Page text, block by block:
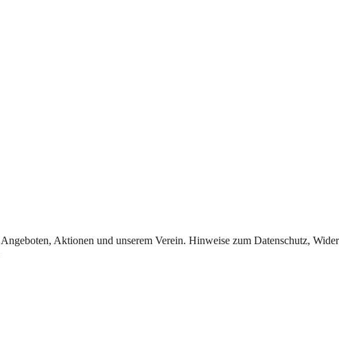
Aktionen und unserem Verein. Hinweise zum Datenschutz,